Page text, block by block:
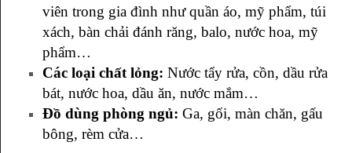
viên trong gia đình như quần áo, mỹ phẩm, túi
xách, bàn chải đánh răng, balo, nước hoa, mỹ
phẩm…
Các loại chất lỏng: Nước tẩy rửa, cồn, dầu rửa
bát, nước hoa, dầu ăn, nước mắm…
Đồ dùng phòng ngủ: Ga, gối, màn chăn, gấu
bông, rèm cửa…